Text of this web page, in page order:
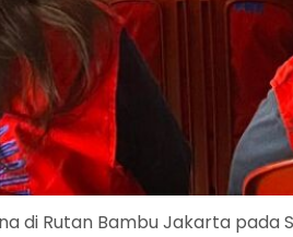
Rutan Bambu Jakarta pada